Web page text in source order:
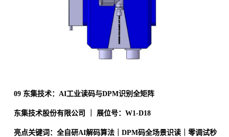
09 东集技术：AI工业读码与DPM识别全矩阵
东集技术股份有限公司 ｜ 展位号：W1-D18
亮点关键词：全自研AI解码算法｜DPM码全场景识读｜零调试秒